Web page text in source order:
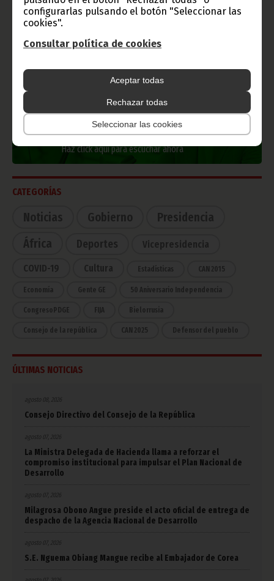
configurarlas pulsando el botón "Seleccionar las
cookies".
Consultar política de cookies
Aceptar todas
Rechazar todas
Seleccionar las cookies
Radio Nacional de Guinea
Ecuatorial
Haz click aquí para escuchar ahora
CATEGORÍAS
Noticias Gobierno
Presidencia
África
Deportes Vicepresidencia
COVID-19 Cultura Estadísticas CAN 2015
Economía Gente GE 50 Aniversario Independencia
CongresoPDGE FIJA Bielorrusia
Consejo de la república CAN 2025 Defensor del pueblo
ÚLTIMAS NOTICIAS
Consejo Directivo del Consejo de la República
agosto 07, 2026
La Ministra Delegada de Hacienda llama a reforzar el
compromiso institucional para impulsar el Plan Nacional de
Desarrollo
agosto 07, 2026
Milagrosa Obono Angue preside el acto oficial de entrega de
despacho de la Agencia Nacional de Desarrollo
agosto 07, 2026
S.E. Nguema Obiang Mangue recibe al Embajador de Corea